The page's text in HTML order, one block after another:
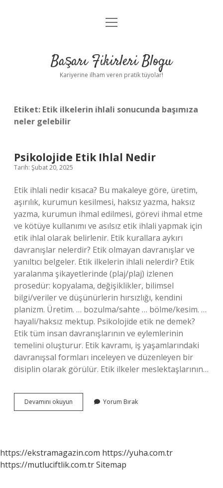
Anasayfa
Yasal Uyarı
menüyü
Başarı Fikirleri Blogu
Kariyerine ilham veren pratik tüyolar!
Etiket: Etik ilkelerin ihlali sonucunda başımıza
neler gelebilir
Psikolojide Etik Ihlal Nedir
Tarih: Şubat 20, 2025
Etik ihlali nedir kısaca? Bu makaleye göre, üretim,
aşırılık, kurumun kesilmesi, haksız yazma, haksız
yazma, kurumun ihmal edilmesi, görevi ihmal etme
ve kötüye kullanımı ve asılsız etik ihlali yapmak için
etik ihlal olarak belirlenir. Etik kurallara aykırı
davranışlar nelerdir? Etik olmayan davranışlar ve
yanıltıcı belgeler. Etik ilkelerin ihlali nelerdir? Etik
yaralanma şikayetlerinde (plaj/plaj) izlenen
prosedür: kopyalama, değişiklikler, bilimsel
bilgi/veriler ve düşünürlerin hırsızlığı, kendini
planizm. Üretim. … bozulma/sahte … bölme/kesim. …
hayali/haksız mektup. Psikolojide etik ne demek?
Etik tüm insan davranışlarının ve eylemlerinin
temelini oluşturur. Etik kavramı, iş yaşamlarındaki
davranışsal formları inceleyen ve düzenleyen bir
disiplin olarak görülür. Etik ilkeler meslektaşlarının…
Devamını okuyun Psikolojide
Etik
Yorum Bırak
https://ekstramagazin.com https://yuha.com.tr
https://mutluciftlik.com.trSitemap